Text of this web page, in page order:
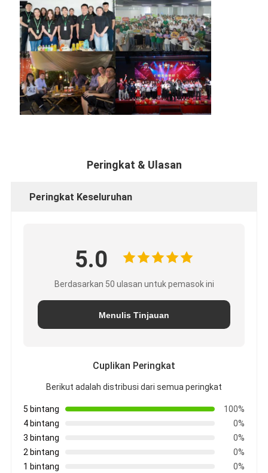
Peringkat & Ulasan
Peringkat Keseluruhan
5.0
Berdasarkan 50 ulasan untuk pemasok ini
Menulis Tinjauan
Cuplikan Peringkat
Berikut adalah distribusi dari semua peringkat
5 bintang
100%
4 bintang
0%
3 bintang
0%
2 bintang
0%
1 bintang
0%